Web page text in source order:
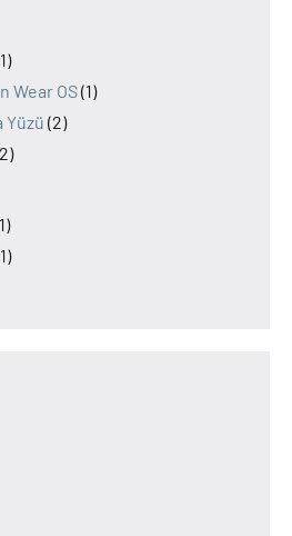
Wear OS(1)
Yüzü (2)